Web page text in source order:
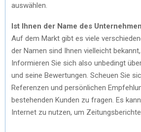
auswählen.
Ist Ihnen der Name des
Auf dem Markt gibt es viele
der Namen sind Ihnen vielleicht
Informieren Sie sich also unbedingt
und seine Bewertungen. Scheuen Sie
Referenzen und persönlichen
bestehenden Kunden zu fragen. Es
Internet zu nutzen, um Zeitungsberichte